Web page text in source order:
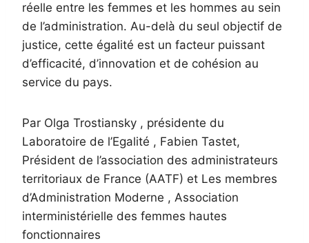
réelle entre les femmes et les hommes au sein
de l’administration. Au-delà du seul objectif de
justice, cette égalité est un facteur puissant
d’efficacité, d’innovation et de cohésion au
service du pays.
Par Olga Trostiansky , présidente du
Laboratoire de l’Egalité , Fabien Tastet,
Président de l’association des administrateurs
territoriaux de France (AATF) et Les membres
d’Administration Moderne , Association
interministérielle des femmes hautes
fonctionnaires